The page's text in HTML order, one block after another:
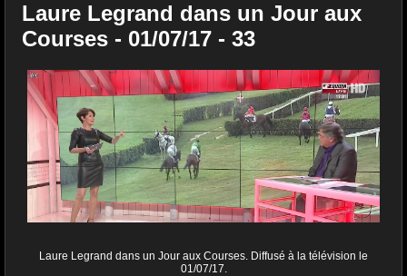
Laure Legrand dans un Jour aux
Courses - 01/07/17 - 33
Laure Legrand dans un Jour aux Courses. Diffusé à la télévision le
01/07/17.